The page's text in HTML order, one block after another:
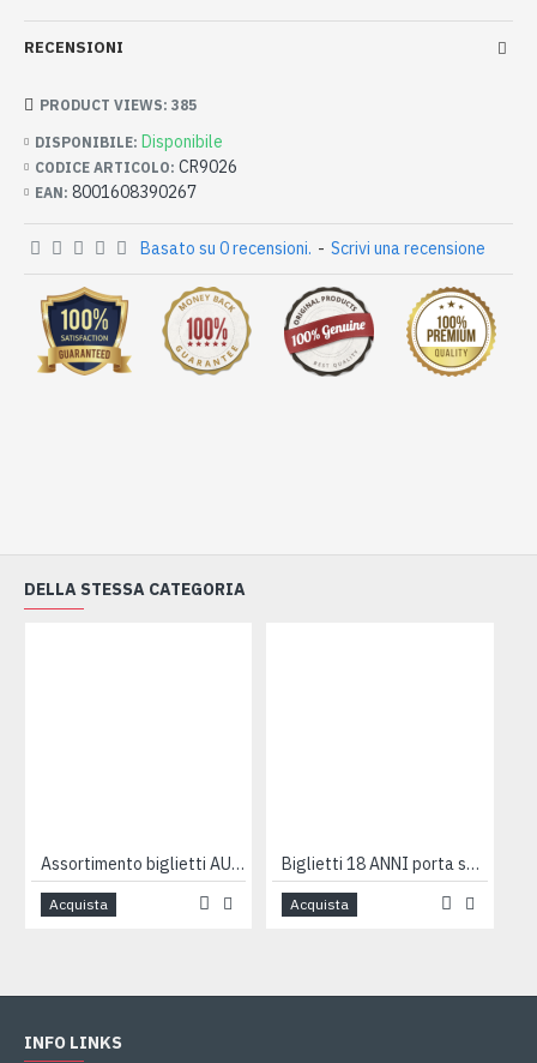
RECENSIONI
DISPONIBILE: Disponibile
CODICE ARTICOLO: CR9026
EAN: 8001608390267
PRODUCT VIEWS: 385
Basato su 0 recensioni. - Scrivi una recensione
DELLA STESSA CATEGORIA
Assortimento biglietti AUGURI e COMPLEANNO Happy Green 4pz
Acquista
Biglietti 18 ANNI porta soldi 12pz
Acquista
INFO LINKS